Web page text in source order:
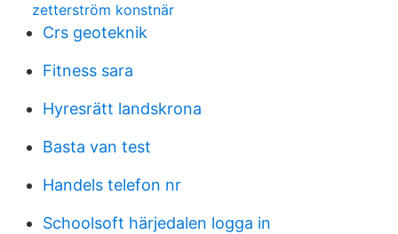
zetterström konstnär
Crs geoteknik
Fitness sara
Hyresrätt landskrona
Basta van test
Handels telefon nr
Schoolsoft härjedalen logga in